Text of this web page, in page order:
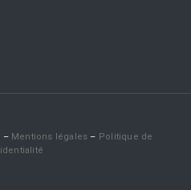
– Mentions légales – Politique de